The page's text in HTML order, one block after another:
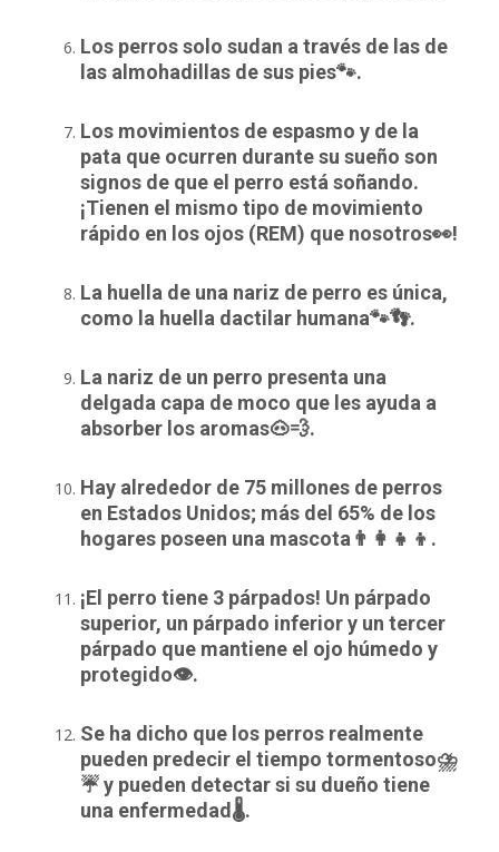
Los perros solo sudan a través de las de
las almohadillas de sus pies🐾.
Los movimientos de espasmo y de la
pata que ocurren durante su sueño son
signos de que el perro está soñando.
¡Tienen el mismo tipo de movimiento
rápido en los ojos (REM) que nosotros👀!
La huella de una nariz de perro es única,
como la huella dactilar humana🐾👣.
La nariz de un perro presenta una
delgada capa de moco que les ayuda a
absorber los aromas🐽💨.
Hay alrededor de 75 millones de perros
en Estados Unidos; más del 65% de los
hogares poseen una mascota👨‍👩‍👧‍👦.
¡El perro tiene 3 párpados! Un párpado
superior, un párpado inferior y un tercer
párpado que mantiene el ojo húmedo y
protegido👁.
Se ha dicho que los perros realmente
pueden predecir el tiempo tormentoso⛈
☔️ y pueden detectar si su dueño tiene
una enfermedad🌡.